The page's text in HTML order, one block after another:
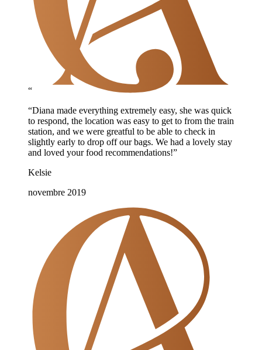
“
“Diana made everything extremely easy, she was quick
to respond, the location was easy to get to from the train
station, and we were greatful to be able to check in
slightly early to drop off our bags. We had a lovely stay
and loved your food recommendations!”
Kelsie
novembre 2019